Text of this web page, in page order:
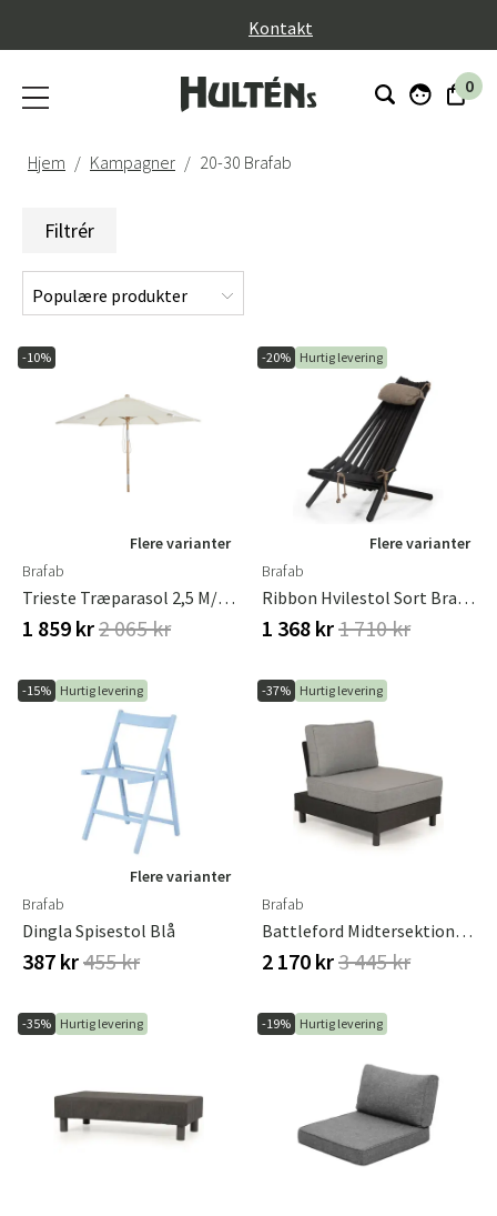
Kontakt
0
Hjem Kampagner 20-30 Brafab
Filtrér
-10%
Flere varianter
Brafab
Trieste Træparasol 2,5 M/natur
1 859 kr2 065 kr
-20% Hurtig levering
Flere varianter
Brafab
Ribbon Hvilestol Sort Brafab
1 368 kr1 710 kr
-15% Hurtig levering
Flere varianter
Brafab
Dingla Spisestol Blå
387 kr455 kr
-37% Hurtig levering
Brafab
Battleford Midtersektion Grå Inkl. Hynder Brafab
2 170 kr3 445 kr
-35% Hurtig levering -19% Hurtig levering